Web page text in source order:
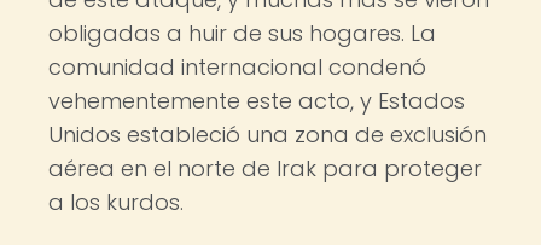
obligadas a huir de sus hogares. La
comunidad internacional condenó
vehementemente este acto, y Estados
Unidos estableció una zona de exclusión
aérea en el norte de Irak para proteger
a los kurdos.